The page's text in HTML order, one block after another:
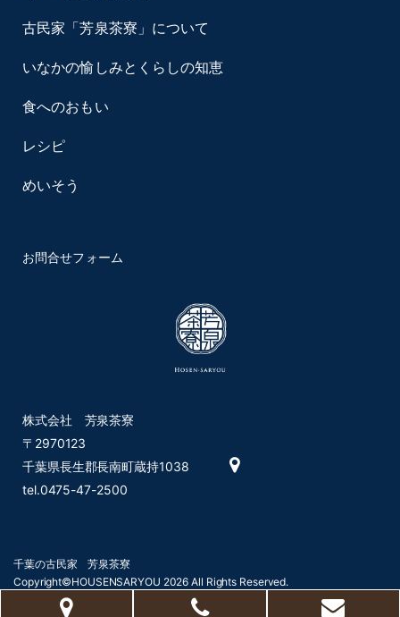
古民家「芳泉茶寮」について
いなかの愉しみとくらしの知恵
食へのおもい
レシピ
めいそう
お問合せフォーム
株式会社 芳泉茶寮
〒2970123
千葉県長生郡長南町蔵持1038
tel.0475-47-2500
千葉の古民家芳泉茶寮
Copyright©HOUSENSARYOU 2026 All Rights Reserved.